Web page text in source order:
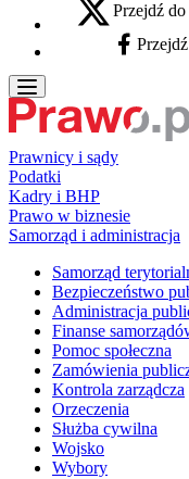
X - otwiera się w
Przejdź
Facebook -
Prawnicy i sądy
Podatki
Kadry i BHP
Prawo w biznesie
Samorząd i administracja
Samorząd
Bezpieczeństwo
Administracja
Finanse
Pomoc społeczna
Zamówienia
Kontrola zarządcza
Orzeczenia
Służba cywilna
Wojsko
Wybory